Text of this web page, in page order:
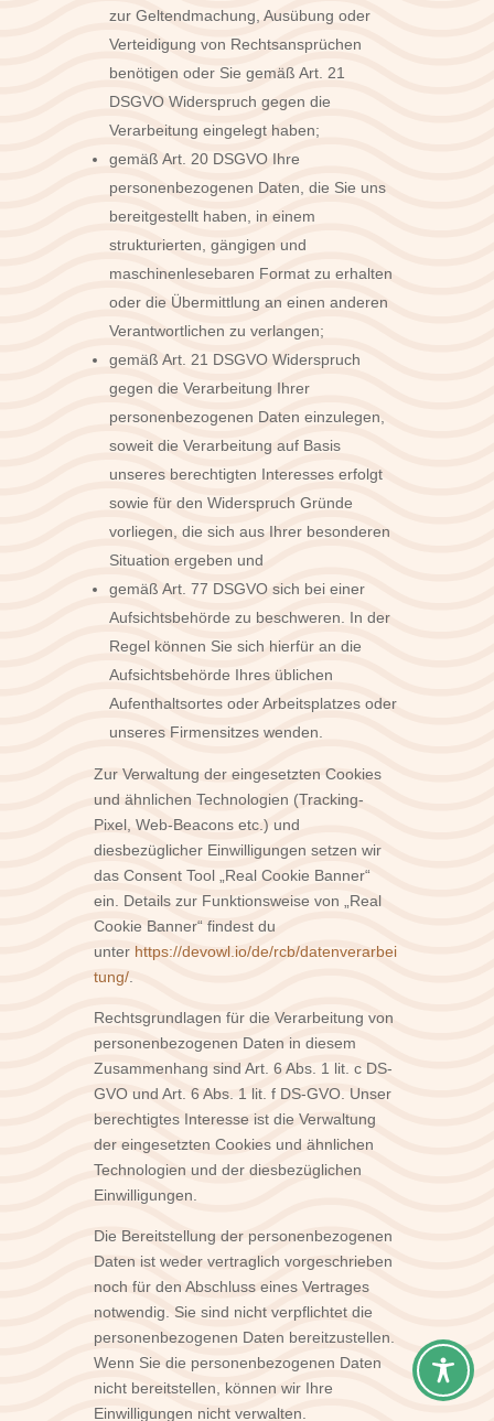
zur Geltendmachung, Ausübung oder
Verteidigung von Rechtsansprüchen
benötigen oder Sie gemäß Art. 21
DSGVO Widerspruch gegen die
Verarbeitung eingelegt haben;
gemäß Art. 20 DSGVO Ihre
personenbezogenen Daten, die Sie uns
bereitgestellt haben, in einem
strukturierten, gängigen und
maschinenlesebaren Format zu erhalten
oder die Übermittlung an einen anderen
Verantwortlichen zu verlangen;
gemäß Art. 21 DSGVO Widerspruch
gegen die Verarbeitung Ihrer
personenbezogenen Daten einzulegen,
soweit die Verarbeitung auf Basis
unseres berechtigten Interesses erfolgt
sowie für den Widerspruch Gründe
vorliegen, die sich aus Ihrer besonderen
Situation ergeben und
gemäß Art. 77 DSGVO sich bei einer
Aufsichtsbehörde zu beschweren. In der
Regel können Sie sich hierfür an die
Aufsichtsbehörde Ihres üblichen
Aufenthaltsortes oder Arbeitsplatzes oder
unseres Firmensitzes wenden.
Zur Verwaltung der eingesetzten Cookies
und ähnlichen Technologien (Tracking-
Pixel, Web-Beacons etc.) und
diesbezüglicher Einwilligungen setzen wir
das Consent Tool „Real Cookie Banner“
ein. Details zur Funktionsweise von „Real
Cookie Banner“ findest du
unter https://devowl.io/de/rcb/datenverarbei
tung/
Rechtsgrundlagen für die Verarbeitung von
personenbezogenen Daten in diesem
Zusammenhang sind Art. 6 Abs. 1 lit. c DS-
GVO und Art. 6 Abs. 1 lit. f DS-GVO. Unser
berechtigtes Interesse ist die Verwaltung
der eingesetzten Cookies und ähnlichen
Technologien und der diesbezüglichen
Einwilligungen.
Die Bereitstellung der personenbezogenen
Daten ist weder vertraglich vorgeschrieben
noch für den Abschluss eines Vertrages
notwendig. Sie sind nicht verpflichtet die
personenbezogenen Daten bereitzustellen.
Wenn Sie die personenbezogenen Daten
nicht bereitstellen, können wir Ihre
Einwilligungen nicht verwalten.